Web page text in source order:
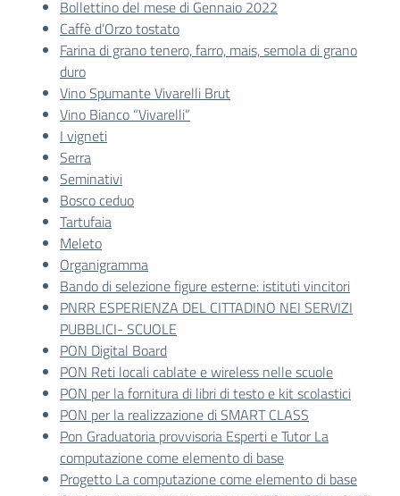
Bollettino del mese di Gennaio 2022
Caffè d’Orzo tostato
Farina di grano tenero, farro, mais, semola di grano
duro
Vino Spumante Vivarelli Brut
Vino Bianco “Vivarelli”
I vigneti
Serra
Seminativi
Bosco ceduo
Tartufaia
Meleto
Organigramma
Bando di selezione figure esterne: istituti vincitori
PNRR ESPERIENZA DEL CITTADINO NEI SERVIZI
PUBBLICI- SCUOLE
PON Digital Board
PON Reti locali cablate e wireless nelle scuole
PON per la fornitura di libri di testo e kit scolastici
PON per la realizzazione di SMART CLASS
Pon Graduatoria provvisoria Esperti e Tutor La
computazione come elemento di base
Progetto La computazione come elemento di base